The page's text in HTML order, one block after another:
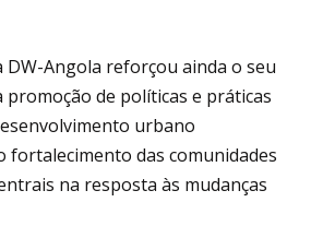
Angola reforçou ainda o seu
promoção de políticas e práticas
urbano
fortalecimento das comunidades
na resposta às mudanças